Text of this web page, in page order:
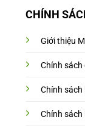
CHÍNH
Giới thiệu
Chính
Chính
Chính sách